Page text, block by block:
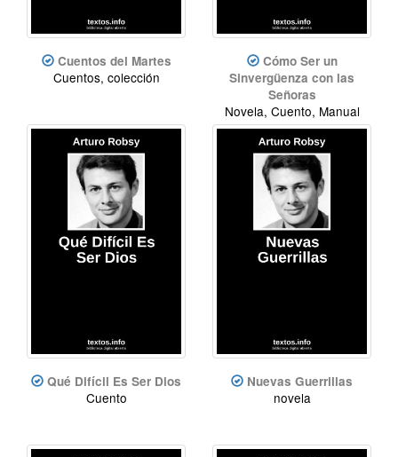
Cuentos del Martes
Cuentos, colección
Cómo Ser un
Sinvergüenza con las
Señoras
Novela, Cuento, Manual
Qué Difícil Es Ser Dios
Cuento
Nuevas Guerrillas
novela